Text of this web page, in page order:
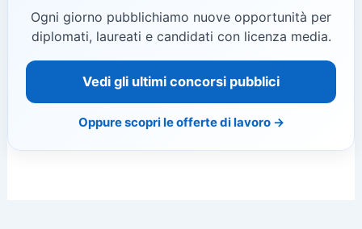
Ogni giorno pubblichiamo nuove opportunità per
diplomati, laureati e candidati con licenza media.
Vedi gli ultimi concorsi pubblici
Oppure scopri le offerte di lavoro →